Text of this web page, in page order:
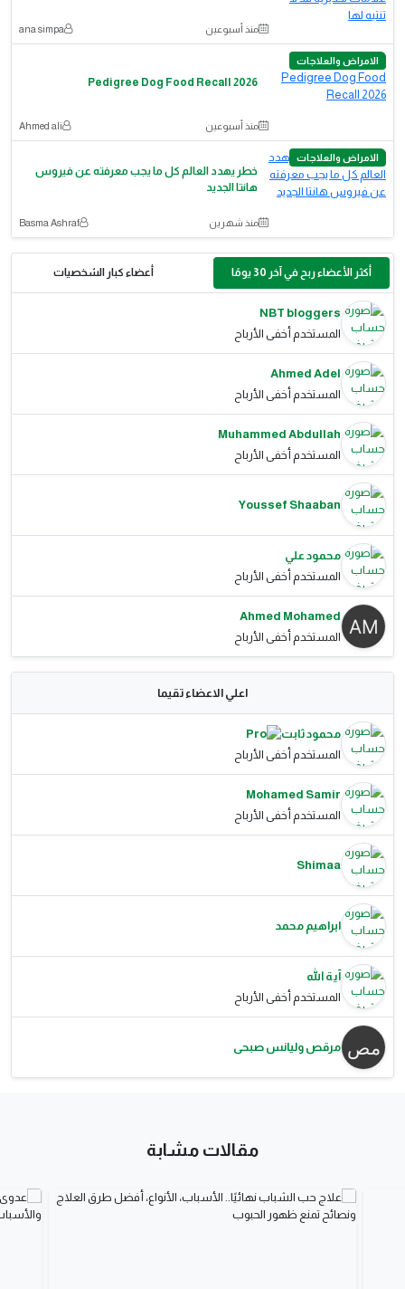
منذ أسبوعين ana simpa
الامراض والعلاجات
Pedigree Dog Food Recall 2026
منذ أسبوعين Ahmed ali
الامراض والعلاجات
خطر يهدد العالم كل ما يجب معرفته عن فيروس
هانتا الجديد
منذ شهرين Basma Ashraf
أكثر الأعضاء ربح في آخر 30 يومًا أعضاء كبار الشخصيات
NBT bloggers
المستخدم أخفى الأرباح
Ahmed Adel
المستخدم أخفى الأرباح
Muhammed Abdullah
المستخدم أخفى الأرباح
Youssef Shaaban
محمود علي
المستخدم أخفى الأرباح
Ahmed Mohamed
المستخدم أخفى الأرباح
اعلي الاعضاء تقيما
محمود ثابت
المستخدم أخفى الأرباح
Mohamed Samir
المستخدم أخفى الأرباح
Shimaa
ابراهيم محمد
آية الله
المستخدم أخفى الأرباح
مرقص وليانس صبحى
مقالات مشابة